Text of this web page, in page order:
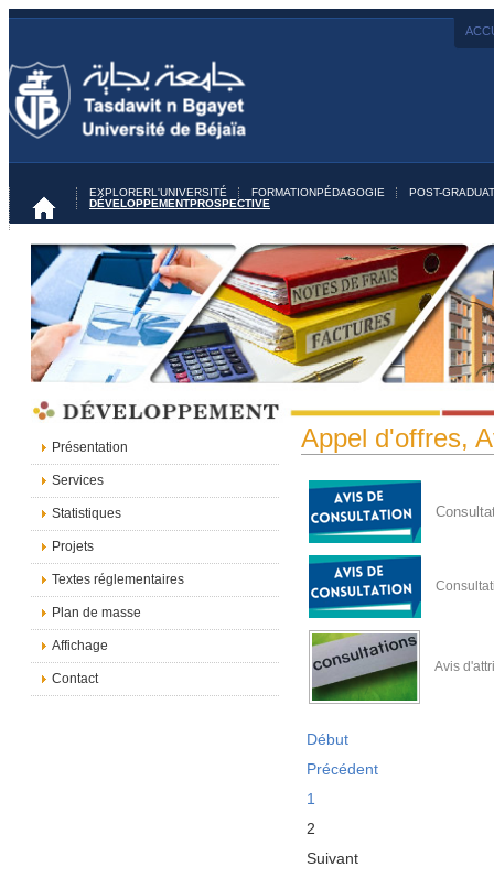
EXPLORERL'UNIVERSITÉ FORMATIONPÉDAGOGIE
POST-
DÉVELOPPEMENTPROSPECTIVE
Appel d'offres,
Avis
Début
Précédent
1
2
Suivant
Présentation
Services
Statistiques
Projets
Textes réglementaires
Plan de masse
Affichage
Contact